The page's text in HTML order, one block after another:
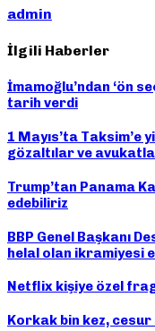
admin
İlgili Haberler
İmamoğlu’ndan ‘ön
tarih verdi
1 Mayıs’ta Taksim’e
gözaltılar ve
Trump’tan Panama
edebiliriz
BBP Genel Başkanı
helal olan ikramiyesi
Netflix kişiye özel
Korkak bin kez,